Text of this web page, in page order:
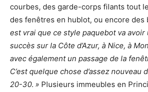
courbes, des garde-corps filants tout
des fenêtres en hublot, ou encore des
est vrai que ce style paquebot va avoir
succès sur la Côte d’Azur, à Nice, à
avec également un passage de la
C’est quelque chose d’assez nouveau
20-30. » Plusieurs immeubles en